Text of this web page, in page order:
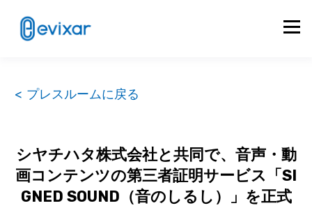
< プレスルームに戻る
シヤチハタ株式会社と共同で、音声・動
画コンテンツの第三者証明サービス「SI
GNED SOUND（音のしるし）」を正式